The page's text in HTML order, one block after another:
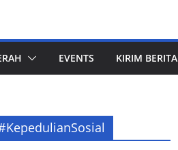
EVENTS KIRIM BERITA